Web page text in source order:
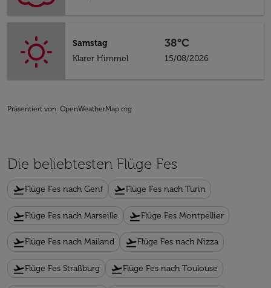
Samstag
Klarer Himmel
38°C
15/08/2026
Präsentiert von: OpenWeatherMap.org
Die beliebtesten Flüge Fes
flight_takeoffFlüge Fes nach Genf flight_takeoffFlüge Fes nach Turin
flight_takeoffFlüge Fes nach Marseille flight_takeoffFlüge Fes Montpellier
flight_takeoffFlüge Fes nach Mailand flight_takeoffFlüge Fes nach Nizza
flight_takeoffFlüge Fes Straßburg flight_takeoffFlüge Fes nach Toulouse